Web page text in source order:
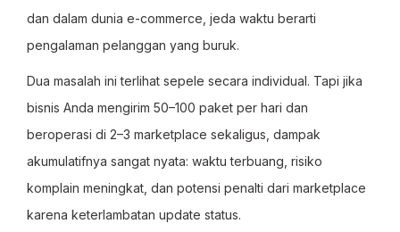
dan dalam dunia e-commerce, jeda waktu berarti
pengalaman pelanggan yang buruk.
Dua masalah ini terlihat sepele secara individual. Tapi jika
bisnis Anda mengirim 50–100 paket per hari dan
beroperasi di 2–3 marketplace sekaligus, dampak
akumulatifnya sangat nyata: waktu terbuang, risiko
komplain meningkat, dan potensi penalti dari marketplace
karena keterlambatan update status.